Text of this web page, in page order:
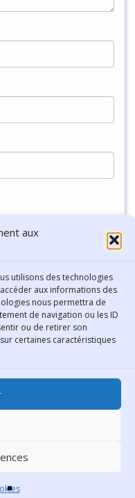
aux
utilisons des technologies
aux informations des
nous permettra de
de navigation ou les ID
ou de retirer son
certaines caractéristiques
municipale de
Vivier-Merle
le comité éditorial